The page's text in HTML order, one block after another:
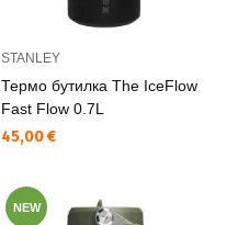
STANLEY
Термо бутилка The IceFlow
Fast Flow 0.7L
Текуща цена:
45,00 €
NEW